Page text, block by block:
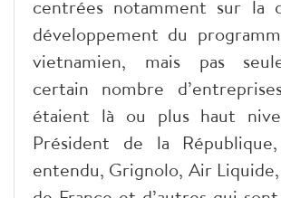
centrées notamment sur la
développement du
vietnamien, mais pas
certain nombre
étaient là ou plus haut
Président de la
entendu, Grignolo, Air